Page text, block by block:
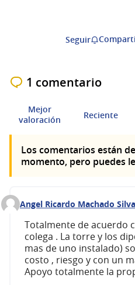
Seguir
1 comentario
Mejor
valoración
Reciente
Los comentarios están
momento, pero puedes
Comentario 756
Angel Ricardo Machado Silva
Totalmente de acuerdo
colega . La torre y los
mas de uno instalado)
costo , riesgo y con un
Apoyo totalmente la